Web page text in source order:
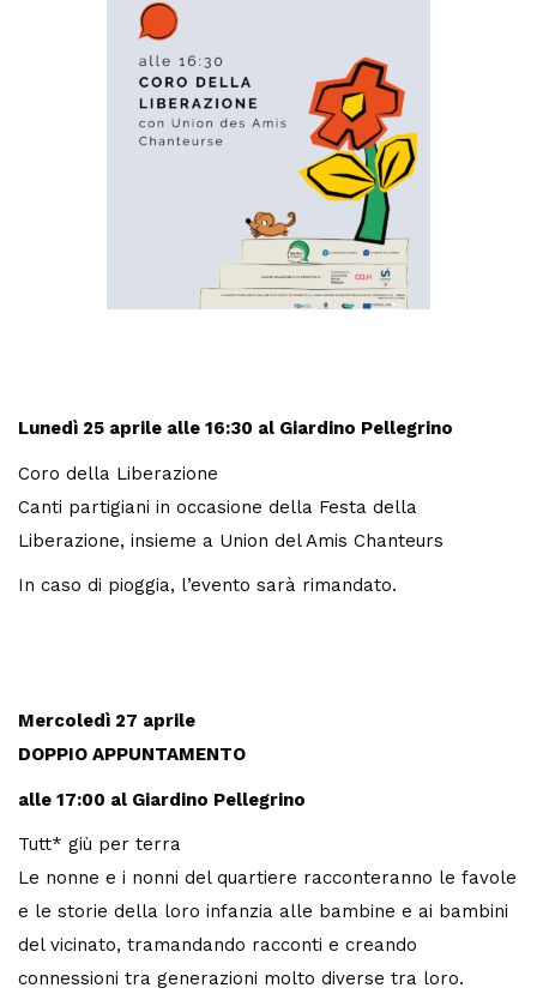
Lunedì 25 aprile alle 16:30 al Giardino Pellegrino
Coro della Liberazione
Canti partigiani in occasione della Festa della
Liberazione, insieme a Union del Amis Chanteurs
In caso di pioggia, l’evento sarà rimandato.
Mercoledì 27 aprile
DOPPIO APPUNTAMENTO
alle 17:00 al Giardino Pellegrino
Tutt* giù per terra
Le nonne e i nonni del quartiere racconteranno le favole
e le storie della loro infanzia alle bambine e ai bambini
del vicinato, tramandando racconti e creando
connessioni tra generazioni molto diverse tra loro.